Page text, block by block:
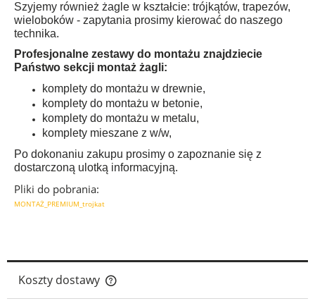
Szyjemy również żagle w kształcie: trójkątów, trapezów,
wieloboków - zapytania prosimy kierować do naszego
technika.
Profesjonalne zestawy do montażu znajdziecie
Państwo sekcji montaż żagli:
komplety do montażu w drewnie,
komplety do montażu w betonie,
komplety do montażu w metalu,
komplety mieszane z w/w,
Po dokonaniu zakupu prosimy o zapoznanie się z
dostarczoną ulotką informacyjną.
Pliki do pobrania:
MONTAŻ_PREMIUM_trojkat
Koszty dostawy
Cena nie zawiera ewentualnych kosztów płatności